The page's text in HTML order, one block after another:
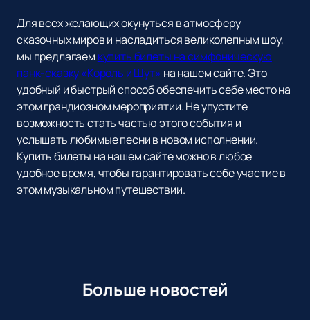
Для всех желающих окунуться в атмосферу
сказочных миров и насладиться великолепным шоу,
мы предлагаем купить билеты на симфоническую
панк-сказку «Король и Шут» на нашем сайте. Это
удобный и быстрый способ обеспечить себе место на
этом грандиозном мероприятии. Не упустите
возможность стать частью этого события и
услышать любимые песни в новом исполнении.
Купить билеты на нашем сайте можно в любое
удобное время, чтобы гарантировать себе участие в
этом музыкальном путешествии.
Больше новостей